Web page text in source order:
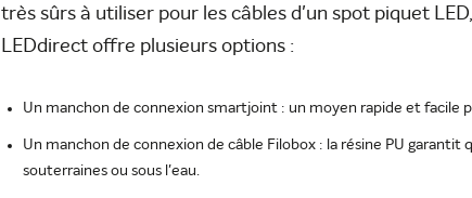
très sûrs à utiliser pour les câbles d'un spot piquet
LEDdirect offre plusieurs options :
Un manchon de connexion smartjoint : un moyen rapide et facile
Un manchon de connexion de câble Filobox : la résine PU
souterraines ou sous l'eau.